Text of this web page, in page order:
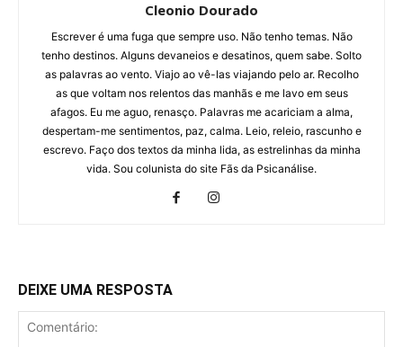
Cleonio Dourado
Escrever é uma fuga que sempre uso. Não tenho temas. Não
tenho destinos. Alguns devaneios e desatinos, quem sabe. Solto
as palavras ao vento. Viajo ao vê-las viajando pelo ar. Recolho
as que voltam nos relentos das manhãs e me lavo em seus
afagos. Eu me aguo, renasço. Palavras me acariciam a alma,
despertam-me sentimentos, paz, calma. Leio, releio, rascunho e
escrevo. Faço dos textos da minha lida, as estrelinhas da minha
vida. Sou colunista do site Fãs da Psicanálise.
DEIXE UMA RESPOSTA